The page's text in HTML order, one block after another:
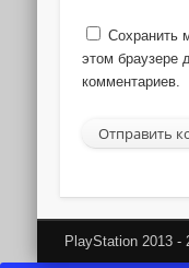
Сохранить
этом браузере
комментариев.
PlayStation 2013 -